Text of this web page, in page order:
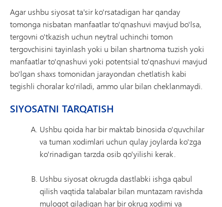
Agar ushbu siyosat ta'sir ko'rsatadigan har qanday
tomonga nisbatan manfaatlar to'qnashuvi mavjud bo'lsa,
tergovni o'tkazish uchun neytral uchinchi tomon
tergovchisini tayinlash yoki u bilan shartnoma tuzish yoki
manfaatlar to'qnashuvi yoki potentsial to'qnashuvi mavjud
bo'lgan shaxs tomonidan jarayondan chetlatish kabi
tegishli choralar ko'riladi, ammo ular bilan cheklanmaydi.
SIYOSATNI TARQATISH
Ushbu qoida har bir maktab binosida o'quvchilar
va tuman xodimlari uchun qulay joylarda ko'zga
ko'rinadigan tarzda osib qo'yilishi kerak.
Ushbu siyosat okrugda dastlabki ishga qabul
qilish vaqtida talabalar bilan muntazam ravishda
muloqot qiladigan har bir okrug xodimi va